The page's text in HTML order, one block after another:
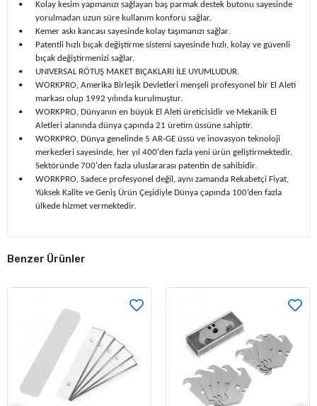
•
Kolay kesim yapmanızı sağlayan baş parmak destek butonu sayesinde
yorulmadan uzun süre kullanım konforu sağlar.
•
Kemer askı kancası sayesinde kolay taşımanızı sağlar.
•
Patentli hızlı bıçak değiştirme sistemi sayesinde hızlı, kolay ve güvenli
bıçak değiştirmenizi sağlar.
•
UNIVERSAL RÖTUŞ MAKET BIÇAKLARI İLE UYUMLUDUR.
•
WORKPRO, Amerika Birleşik Devletleri menşeli profesyonel bir El Aleti
markası olup 1992 yılında kurulmuştur.
•
WORKPRO, Dünyanın en büyük El Aleti üreticisidir ve Mekanik El
Aletleri alanında dünya çapında 21 üretim üssüne sahiptir.
•
WORKPRO, Dünya genelinde 5 AR-GE üssü ve inovasyon teknoloji
merkezleri sayesinde, her yıl 400'den fazla yeni ürün geliştirmektedir.
Sektöründe 700'den fazla uluslararası patentin de sahibidir.
•
WORKPRO, Sadece profesyonel değil, aynı zamanda Rekabetçi Fiyat,
Yüksek Kalite ve Geniş Ürün Çeşidiyle Dünya çapında 100’den fazla
ülkede hizmet vermektedir.
Benzer Ürünler